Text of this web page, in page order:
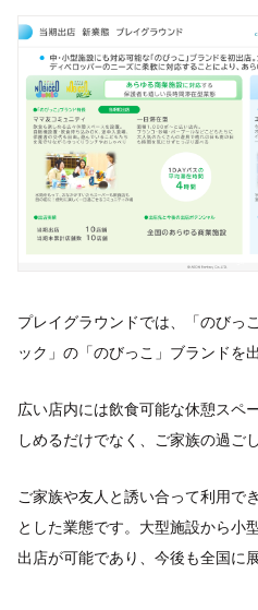
プレイグラウンドでは、「のびっ
ック」の「のびっこ」ブランドを
広い店内には飲食可能な休憩スペ
しめるだけでなく、ご家族の過ご
ご家族や友人と誘い合って利用で
とした業態です。大型施設から小
出店が可能であり、今後も全国に